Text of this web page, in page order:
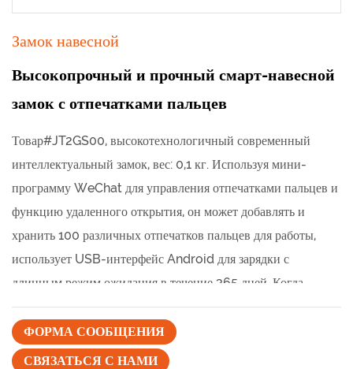
Замок навесной
Высокопрочный и прочный смарт-навесной
замок с отпечатками пальцев
Товар#JT2GS00, высокотехнологичный современный
интеллектуальный замок, вес: 0,1 кг. Используя мини-
программу WeChat для управления отпечатками пальцев и
функцию удаленного открытия, он может добавлять и
хранить 100 различных отпечатков пальцев для работы,
использует USB-интерфейс Android для зарядки с
длинным режим ожидания в течение 365 дней. Когда
уровень заряда батареи составляет менее 20%, красный и
синий индикаторы мигают попеременно, напоминая о
зарядке, диапазон использования не ограничен. (ODM по
ФОРМА СООБЩЕНИЯ
СВЯЗАТЬСЯ С НАМИ